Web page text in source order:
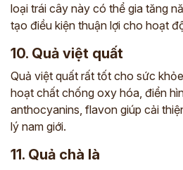
loại trái cây này có thể gia tăng
tạo điều kiện thuận lợi cho hoạt
10. Quả việt quất
Quả việt quất rất tốt cho sức
hoạt chất chống oxy hóa, điển
anthocyanins, flavon giúp cải
lý nam giới.
11. Quả chà là
ĐĂNG KÝ TƯ VẤN
THĂM KHÁM
CÙNG CHUYÊN GIA Y HỌC CỔ